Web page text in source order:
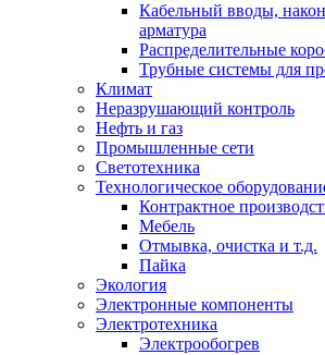
Кабельный вводы,
арматура
Распределительные
Трубные системы для
Климат
Неразрушающий контроль
Нефть и газ
Промышленные сети
Светотехника
Технологическое
Контрактное
Мебель
Отмывка, очистка и т.д.
Пайка
Экология
Электронные компоненты
Электротехника
Электрообогрев